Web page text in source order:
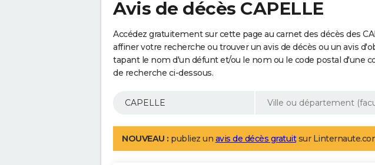
Avis de décès CAPELLE
Accédez gratuitement sur cette page au carnet des décès des
affiner votre recherche ou trouver un avis de décès ou un avis
tapant le nom d'un défunt et/ou le nom ou le code postal d'une
de recherche ci-dessous.
NOUVEAU : publiez un avis de décès gratuitsur